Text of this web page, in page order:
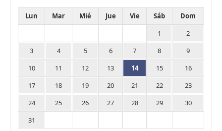
Lun Mar Mié Jue Vie Sáb
Dom
1
2
3
4 5 6 7 8
9
10
11 12 13 14 15
16
17
18 19 20 21 22
23
24
25 26 27 28 29
30
31